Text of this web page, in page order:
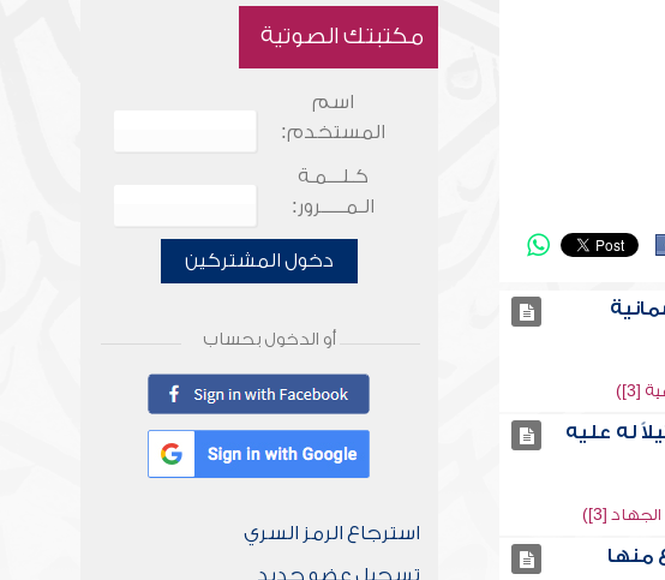
[3])
له عليه
[3])
منها
مكتبتك الصوتية
اسم
المستخدم:
كـلـــمـة
الـمـــــرور:
دخول المشتركين
أو الدخول بحساب
استرجاع الرمز السري
تسجيل عضو جديد